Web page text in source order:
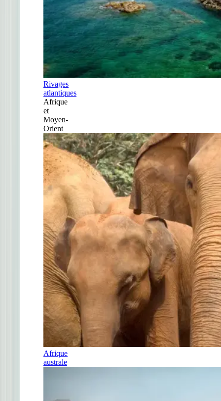
Rivages
atlantiques
Afrique
et
Moyen-
Orient
Afrique
australe